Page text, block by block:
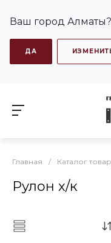
Ваш город Алматы?
ДА
Главная / Каталог
Рулон х/к